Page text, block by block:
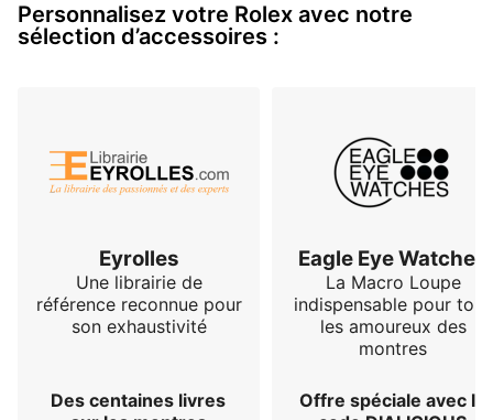
Personnalisez votre Rolex avec notre
sélection d’accessoires :
Eyrolles
Une librairie de
référence reconnue pour
son exhaustivité
Des centaines livres
Eagle Eye Watches
La Macro Loupe
indispensable pour tous
les amoureux des
montres
Offre spéciale avec le